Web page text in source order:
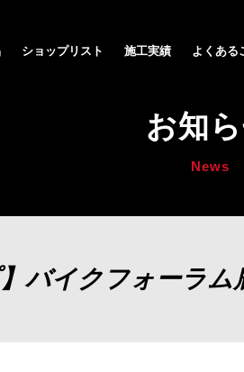
ショップリスト 施工実績 よくある
お知
News
バイクフォーラム